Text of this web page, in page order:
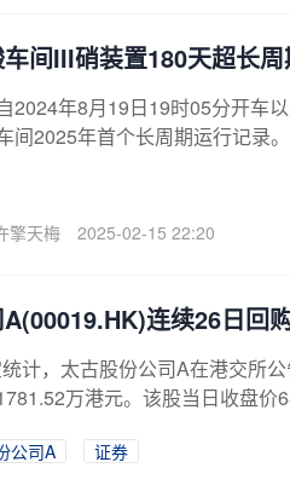
间III硝装置180天超长
2024年8月19日19时05分开车
间2025年首个长周期运行记录。
擎天梅 2025-02-15 22:20
连续26日回
计，太古股份公司A在港交所
万港元。该股当日收盘价
公司A
证券